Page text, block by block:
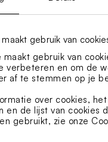
gebruik van
gebruik van
verbeteren en om de
af te stemmen op je
over cookies,
en de lijst van cookies
gebruikt, zie onze
9.2/10
Score uit 27311 reviews.